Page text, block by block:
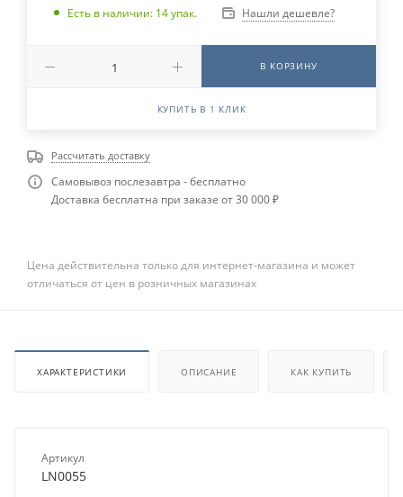
Есть в наличии: 14 упак. Нашли дешевле?
В КОРЗИНУ
КУПИТЬ В 1 КЛИК
Рассчитать доставку
Самовывоз послезавтра - бесплатно
Доставка бесплатна при заказе от 30 000 ₽
Цена действительна только для интернет-магазина и может
отличаться от цен в розничных магазинах
ХАРАКТЕРИСТИКИ ОПИСАНИЕ КАК КУПИТЬ
Артикул
LN0055